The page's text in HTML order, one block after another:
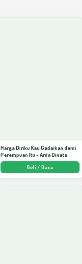
Harga Diriku Kau Gadaikan demi
Perempuan Itu - Arda Dinata
Beli / Baca